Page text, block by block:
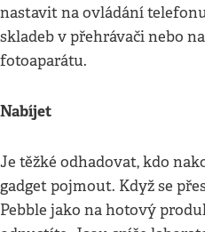
nastavit na ovládání
skladeb v přehrávači nebo
fotoaparátu.
Nabíjet
Je těžké odhadovat, kdo
gadget pojmout. Když se
Pebble jako na hotový